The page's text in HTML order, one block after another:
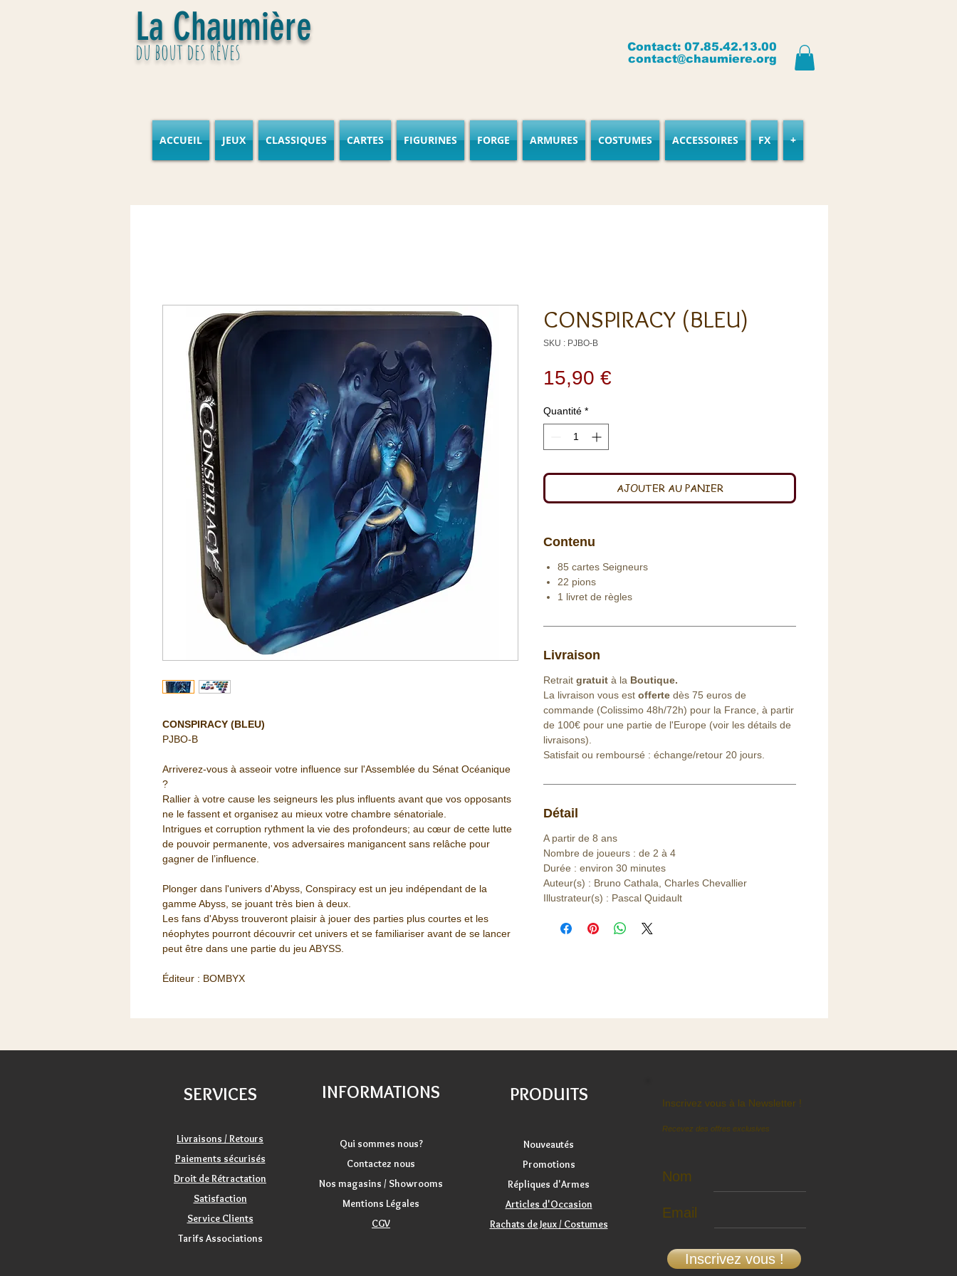
La Chaumière
du bout des rêves
Contact: 07.85.42.13.00
contact@chaumiere.org
ACCUEIL JEUX CLASSIQUES CARTES FIGURINES FORGE ARMURES COSTUMES ACCESSOIRES FX +
CONSPIRACY (BLEU)
PJBO-B
Arriverez-vous à asseoir votre influence sur l'Assemblée du Sénat Océanique
?
Rallier à votre cause les seigneurs les plus influents avant que vos opposants
ne le fassent et organisez au mieux votre chambre sénatoriale.
Intrigues et corruption rythment la vie des profondeurs; au cœur de cette lutte
de pouvoir permanente, vos adversaires manigancent sans relâche pour
gagner de l’influence.
Plonger dans l'univers d'Abyss, Conspiracy est un jeu indépendant de la
gamme Abyss, se jouant très bien à deux.
Les fans d'Abyss trouveront plaisir à jouer des parties plus courtes et les
néophytes pourront découvrir cet univers et se familiariser avant de se lancer
peut être dans une partie du jeu ABYSS.
Éditeur : BOMBYX
CONSPIRACY (BLEU)
SKU : PJBO-B
15,90 €
Quantité *
AJOUTER AU PANIER
Contenu
85 cartes Seigneurs
22 pions
1 livret de règles
Livraison
Retrait gratuit à la Boutique.
La livraison vous est offerte dès 75 euros de
commande (Colissimo 48h/72h) pour la France, à partir
de 100€ pour une partie de l'Europe (voir les détails de
livraisons).
Satisfait ou remboursé : échange/retour 20 jours.
Détail
A partir de 8 ans
Nombre de joueurs : de 2 à 4
Durée : environ 30 minutes
Auteur(s) : Bruno Cathala, Charles Chevallier
Illustrateur(s) : Pascal Quidault
SERVICES
Livraisons / Retours
Paiements sécurisés
Droit de Rétractation
Satisfaction
Service Clients
Tarifs Associations
INFORMATIONS
Qui sommes nous?
Contactez nous
Nos magasins / Showrooms
Mentions Légales
CGV
PRODUITS
Nouveautés
Promotions
Répliques d'Armes
Articles d'Occasion
Rachats de Jeux / Costumes
Inscrivez vous à la Newsletter !
Recevez des offres exclusives
Nom
Email
Inscrivez vous !